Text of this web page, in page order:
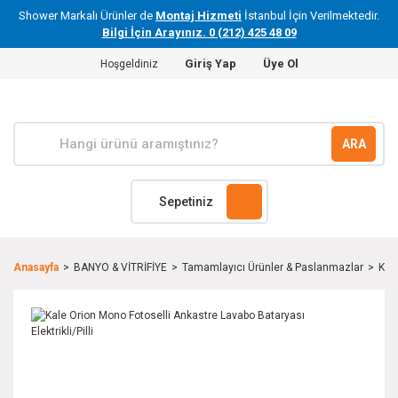
Shower Markalı Ürünler de Montaj Hizmeti İstanbul İçin Verilmektedir.
Bilgi İçin Arayınız. 0 (212) 425 48 09
Hoşgeldiniz Giriş Yap Üye Ol
ARA
Sepetiniz
Anasayfa BANYO & VİTRİFİYE Tamamlayıcı Ürünler & Paslanmazlar